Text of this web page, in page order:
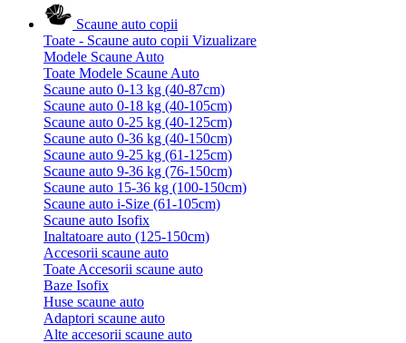
Scaune auto copii
Toate - Scaune auto copii Vizualizare
Modele Scaune Auto
Toate Modele Scaune Auto
Scaune auto 0-13 kg (40-87cm)
Scaune auto 0-18 kg (40-105cm)
Scaune auto 0-25 kg (40-125cm)
Scaune auto 0-36 kg (40-150cm)
Scaune auto 9-25 kg (61-125cm)
Scaune auto 9-36 kg (76-150cm)
Scaune auto 15-36 kg (100-150cm)
Scaune auto i-Size (61-105cm)
Scaune auto Isofix
Inaltatoare auto (125-150cm)
Accesorii scaune auto
Toate Accesorii scaune auto
Baze Isofix
Huse scaune auto
Adaptori scaune auto
Alte accesorii scaune auto